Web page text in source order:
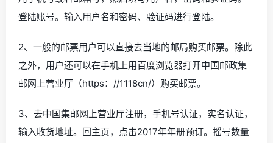
登陆账号。输入用户名和密码、验证码进行登陆。
2、一般的邮票用户可以直接去当地的邮局购买邮票。除此
之外，用户还可以在手机上用百度浏览器打开中国邮政集
邮网上营业厅（https：//1118cn/）购买邮票。
3、去中国集邮网上营业厅注册，手机号认证，实名认证，
输入收货地址。回主页，点击2017年年册预订。摇号数量